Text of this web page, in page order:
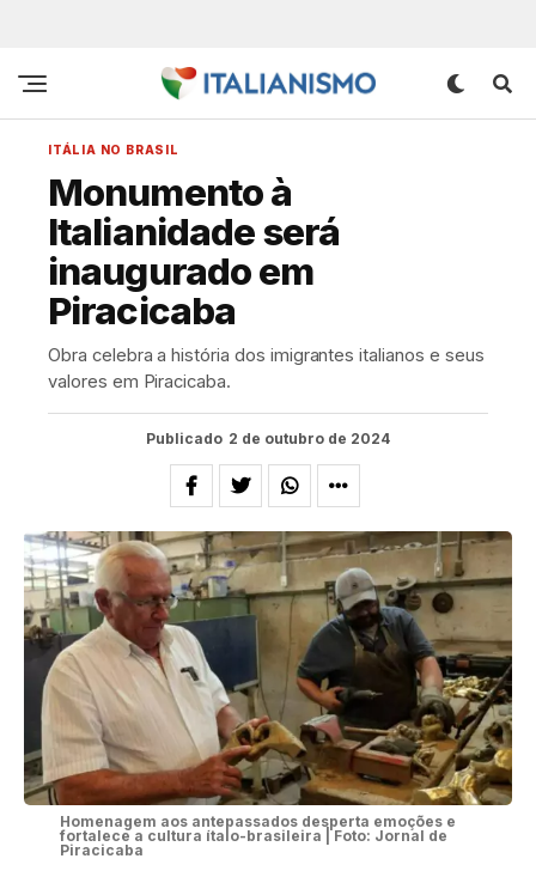
ITÁLIA NO BRASIL
Monumento à
Italianidade será
inaugurado em
Piracicaba
Obra celebra a história dos imigrantes italianos e seus
valores em Piracicaba.
Publicado 2 de outubro de 2024
Homenagem aos antepassados desperta emoções e
fortalece a cultura ítalo-brasileira | Foto: Jornal de
Piracicaba